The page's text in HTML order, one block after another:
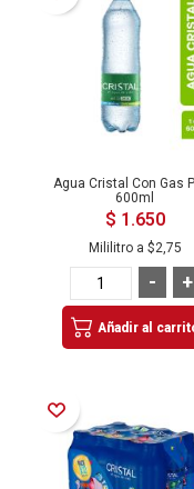
Agua Cristal Con Gas
600ml
$ 1.650
Mililitro a $2,75
+
-
Añadir al
Añadir a la Lista de Deseos